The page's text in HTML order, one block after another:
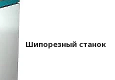
Шипорезный станок